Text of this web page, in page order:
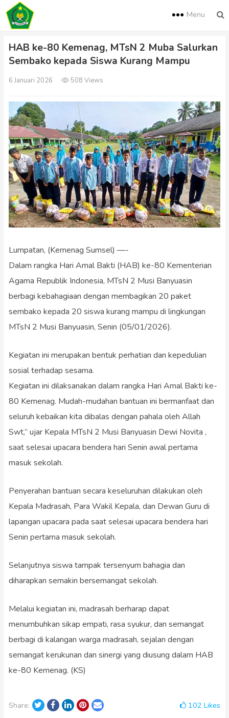
Menu
HAB ke-80 Kemenag, MTsN 2 Muba Salurkan
Sembako kepada Siswa Kurang Mampu
6 Januari 2026 508 Views
Lumpatan, (Kemenag Sumsel) —-
Dalam rangka Hari Amal Bakti (HAB) ke-80 Kementerian
Agama Republik Indonesia, MTsN 2 Musi Banyuasin
berbagi kebahagiaan dengan membagikan 20 paket
sembako kepada 20 siswa kurang mampu di lingkungan
MTsN 2 Musi Banyuasin, Senin (05/01/2026).
Kegiatan ini merupakan bentuk perhatian dan kepedulian
sosial terhadap sesama.
Kegiatan ini dilaksanakan dalam rangka Hari Amal Bakti ke-
80 Kemenag. Mudah-mudahan bantuan ini bermanfaat dan
seluruh kebaikan kita dibalas dengan pahala oleh Allah
Swt,” ujar Kepala MTsN 2 Musi Banyuasin Dewi Novita ,
saat selesai upacara bendera hari Senin awal pertama
masuk sekolah.
Penyerahan bantuan secara keseluruhan dilakukan oleh
Kepala Madrasah, Para Wakil Kepala, dan Dewan Guru di
lapangan upacara pada saat selesai upacara bendera hari
Senin pertama masuk sekolah.
Selanjutnya siswa tampak tersenyum bahagia dan
diharapkan semakin bersemangat sekolah.
Melalui kegiatan ini, madrasah berharap dapat
menumbuhkan sikap empati, rasa syukur, dan semangat
berbagi di kalangan warga madrasah, sejalan dengan
semangat kerukunan dan sinergi yang diusung dalam HAB
ke-80 Kemenag. (KS)
Share: TwitterFacebook
LinkedInPinterest
Email 102Likes